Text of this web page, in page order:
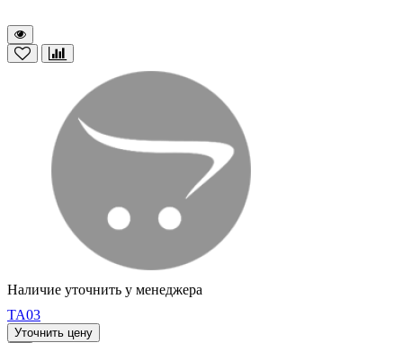
Наличие уточнить у менеджера
TA03
Уточнить цену